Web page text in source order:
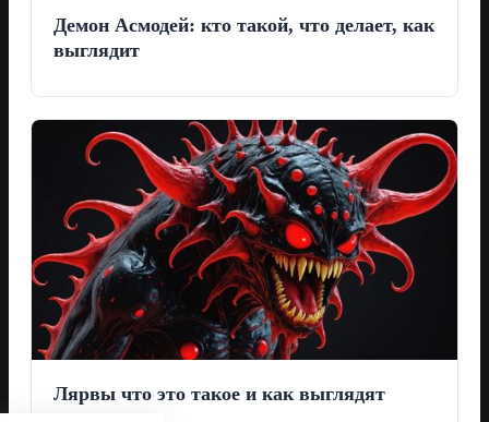
Демон Асмодей: кто такой, что делает, как
выглядит
Лярвы что это такое и как выглядят